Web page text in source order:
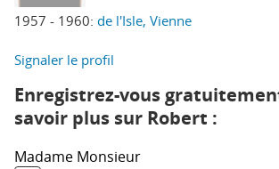
1957 - 1960: de l'Isle, Vienne
Signaler le profil
Enregistrez-vous
savoir plus sur Robert :
Madame Monsieur